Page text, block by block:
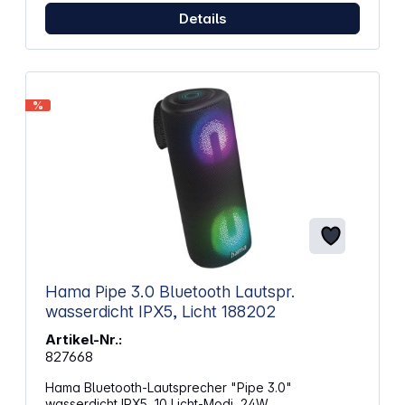
LadenKompatibel zu kabellosen Qi-Ladegeräten
und auch mit USB-C-Kabel für schnelles einfaches
Laden. Anrufe entgegennehmenKein Problem, wenn
Tastendruck annehmen und über das eingebaute
Mikrofon sprechen. Das perfekte SelfieEin
ungewöhnliches Selfie schießen? Stellen Sie die
Kamera dorthin, wo Sie sie normalerweise nicht
erreichen und drücken Sie die ZERO-Taste, dann
wird das Foto automatisch aufgenommen!
Stunden Aufladezeit: 1,5 Stunden Wasserfest: IPX6
Details
%
Hama Pipe 3.0 Bluetooth Lautspr.
wasserdicht IPX5, Licht 188202
Artikel-Nr.:
827668
Hama Bluetooth-Lautsprecher "Pipe 3.0"